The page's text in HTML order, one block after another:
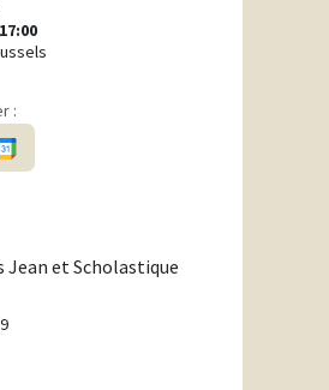
17:00
:
Jean et Scholastique